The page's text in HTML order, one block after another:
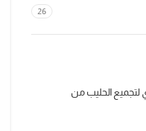
26
لتجميع الحليب من